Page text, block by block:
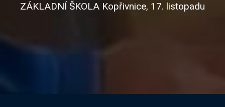
ZÁKLADNÍ ŠKOLA Kopřivnice, 17. listopadu